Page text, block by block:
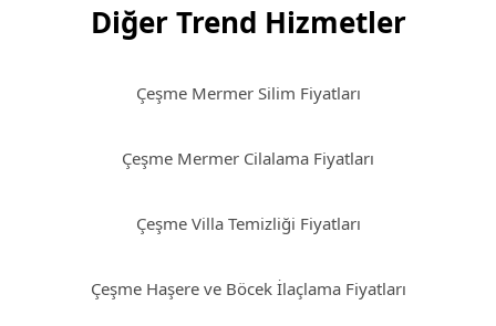
Diğer Trend Hizmetler
Çeşme Mermer Silim Fiyatları
Çeşme Mermer Cilalama Fiyatları
Çeşme Villa Temizliği Fiyatları
Çeşme Haşere ve Böcek İlaçlama Fiyatları